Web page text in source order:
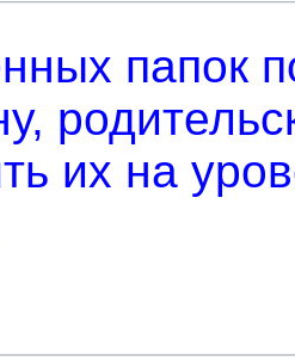
папок
их на